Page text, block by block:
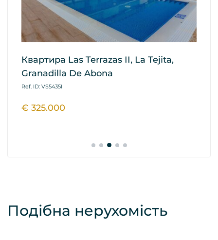
Квартира Las Terrazas II, La Tejita,
Granadilla De Abona
Ref. ID: VS5435I
€ 325.000
Подібна нерухомість